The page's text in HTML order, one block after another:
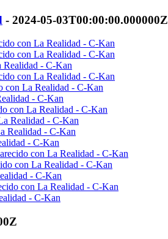
- 2024-05-03T00:00:00.000000Z
con La Realidad - C-Kan
con La Realidad - C-Kan
Realidad - C-Kan
con La Realidad - C-Kan
con La Realidad - C-Kan
- C-Kan
con La Realidad - C-Kan
Realidad - C-Kan
Realidad - C-Kan
- C-Kan
con La Realidad - C-Kan
con La Realidad - C-Kan
- C-Kan
con La Realidad - C-Kan
- C-Kan